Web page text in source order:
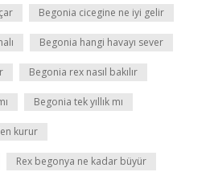
Begonia cicegine ne iyi gelir
Begonia hangi havayı sever
Begonia rex nasıl bakılır
Begonia tek yıllık mı
kurur
Rex begonya ne kadar büyür